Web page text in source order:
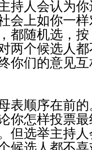
持人会认为
会上如你一
都随机选，
两个候选人
你们的意见
表顺序在前
你怎样投票
但选举主持